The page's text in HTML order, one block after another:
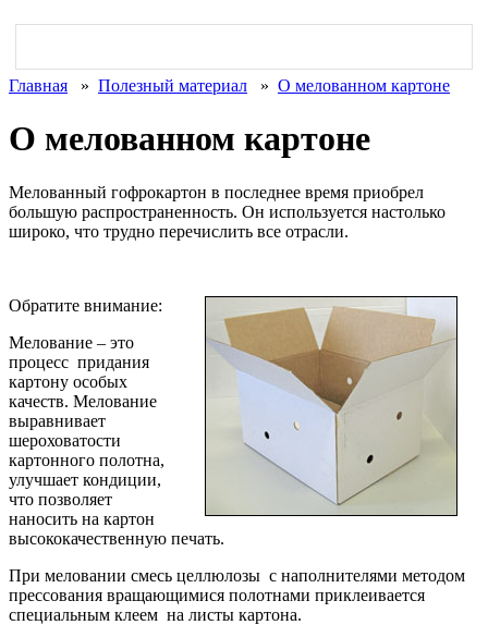
Главная » Полезный материал » О мелованном картоне
О мелованном картоне
Мелованный гофрокартон в последнее время приобрел
большую распространенность. Он используется настолько
широко, что трудно перечислить все отрасли.
Обратите внимание:
Мелование – это
процесс придания
картону особых
качеств. Мелование
выравнивает
шероховатости
картонного полотна,
улучшает кондиции,
что позволяет
наносить на картон
высококачественную печать.
При меловании смесь целлюлозы с наполнителями методом
прессования вращающимися полотнами приклеивается
специальным клеем на листы картона.